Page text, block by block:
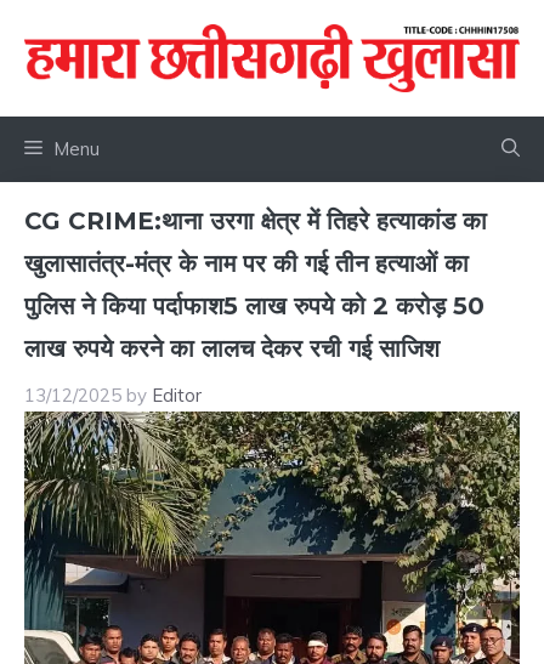
content
Menu
CG CRIME:थाना उरगा क्षेत्र में तिहरे हत्याकांड का
खुलासातंत्र-मंत्र के नाम पर की गई तीन हत्याओं का
पुलिस ने किया पर्दाफाश5 लाख रुपये को 2 करोड़ 50
लाख रुपये करने का लालच देकर रची गई साजिश
13/12/2025 by Editor